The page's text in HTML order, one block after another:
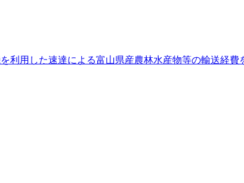
利用した速達による富山県産農林水産物等の輸送経費